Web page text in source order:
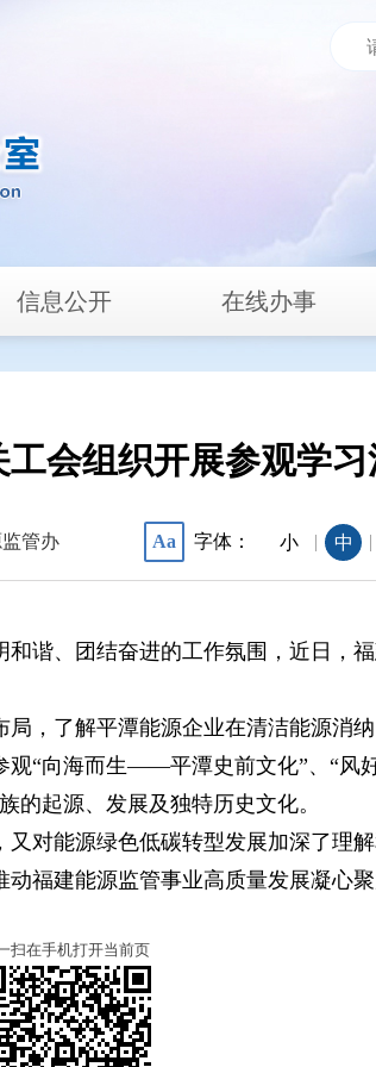
信息公开 在线办事
会组织开展参观学习
管办 Aa 字体： 小 | 中 |
谐、团结奋进的工作氛围，近日，
，了解平潭能源企业在清洁能源消
观“向海而生——平潭史前文化”、“
起源、发展及独特历史文化。
对能源绿色低碳转型发展加深了理
福建能源监管事业高质量发展凝心聚
扫在手机打开当前页